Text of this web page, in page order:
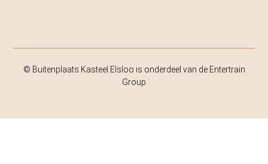
© Buitenplaats Kasteel Elsloo is onderdeel van de Entertrain
Group